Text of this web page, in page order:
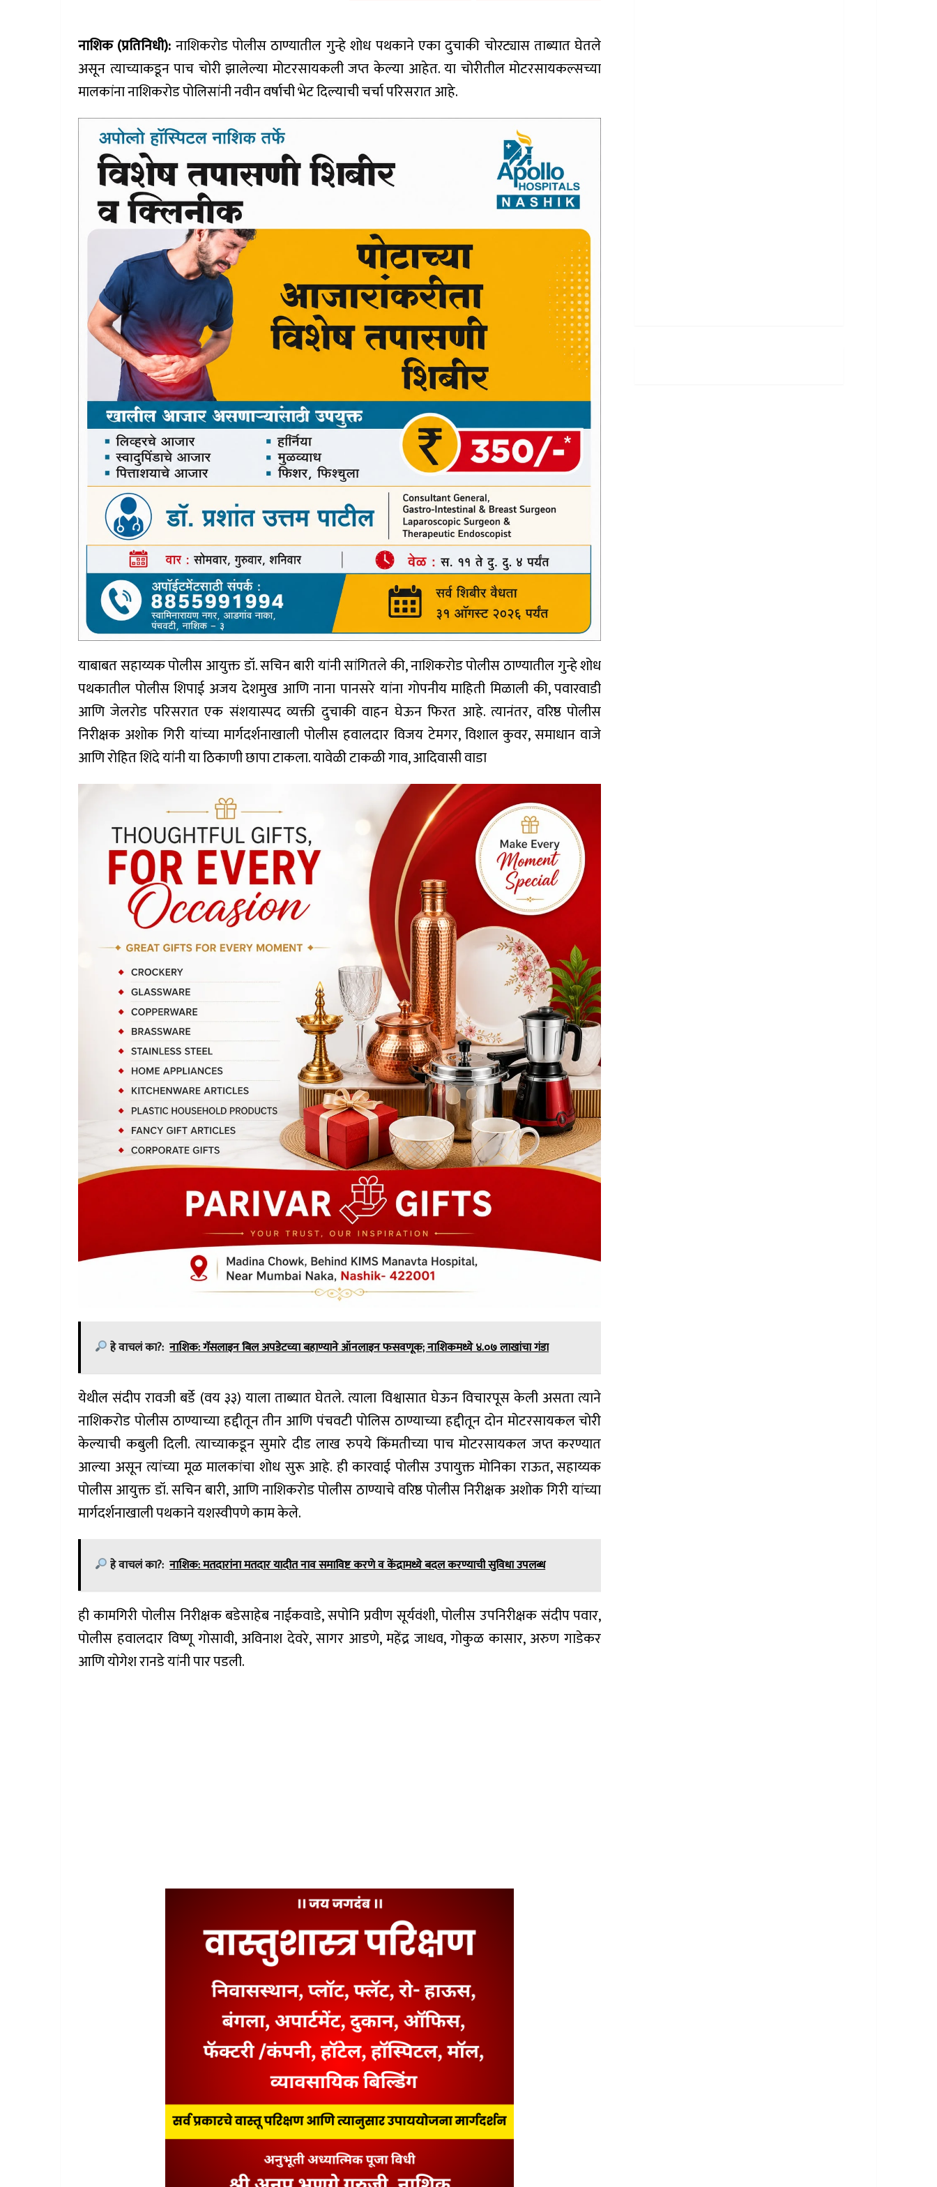
नाशिक (प्रतिनिधी): नाशिकरोड पोलीस ठाण्यातील गुन्हे शोध पथकाने एका दुचाकी चोरट्यास ताब्यात घेतले
असून त्याच्याकडून पाच चोरी झालेल्या मोटरसायकली जप्त केल्या आहेत. या चोरीतील मोटरसायकल्सच्या
मालकांना नाशिकरोड पोलिसांनी नवीन वर्षाची भेट दिल्याची चर्चा परिसरात आहे.
याबाबत सहाय्यक पोलीस आयुक्त डॉ. सचिन बारी यांनी सांगितले की, नाशिकरोड पोलीस ठाण्यातील गुन्हे शोध
पथकातील पोलीस शिपाई अजय देशमुख आणि नाना पानसरे यांना गोपनीय माहिती मिळाली की, पवारवाडी
आणि जेलरोड परिसरात एक संशयास्पद व्यक्ती दुचाकी वाहन घेऊन फिरत आहे. त्यानंतर, वरिष्ठ पोलीस
निरीक्षक अशोक गिरी यांच्या मार्गदर्शनाखाली पोलीस हवालदार विजय टेमगर, विशाल कुवर, समाधान वाजे
आणि रोहित शिंदे यांनी या ठिकाणी छापा टाकला. यावेळी टाकळी गाव, आदिवासी वाडा
हे वाचलं का?: नाशिक: गॅसलाइन बिल अपडेटच्या बहाण्याने ऑनलाइन फसवणूक; नाशिकमध्ये ४.०७ लाखांचा गंडा
येथील संदीप रावजी बर्डे (वय ३३) याला ताब्यात घेतले. त्याला विश्वासात घेऊन विचारपूस केली असता त्याने
नाशिकरोड पोलीस ठाण्याच्या हद्दीतून तीन आणि पंचवटी पोलिस ठाण्याच्या हद्दीतून दोन मोटरसायकल चोरी
केल्याची कबुली दिली. त्याच्याकडून सुमारे दीड लाख रुपये किंमतीच्या पाच मोटरसायकल जप्त करण्यात
आल्या असून त्यांच्या मूळ मालकांचा शोध सुरू आहे. ही कारवाई पोलीस उपायुक्त मोनिका राऊत, सहाय्यक
पोलीस आयुक्त डॉ. सचिन बारी, आणि नाशिकरोड पोलीस ठाण्याचे वरिष्ठ पोलीस निरीक्षक अशोक गिरी यांच्या
मार्गदर्शनाखाली पथकाने यशस्वीपणे काम केले.
हे वाचलं का?: नाशिक: मतदारांना मतदार यादीत नाव समाविष्ट करणे व केंद्रामध्ये बदल करण्याची सुविधा उपलब्ध
ही कामगिरी पोलीस निरीक्षक बडेसाहेब नाईकवाडे, सपोनि प्रवीण सूर्यवंशी, पोलीस उपनिरीक्षक संदीप पवार,
पोलीस हवालदार विष्णू गोसावी, अविनाश देवरे, सागर आडणे, महेंद्र जाधव, गोकुळ कासार, अरुण गाडेकर
आणि योगेश रानडे यांनी पार पडली.